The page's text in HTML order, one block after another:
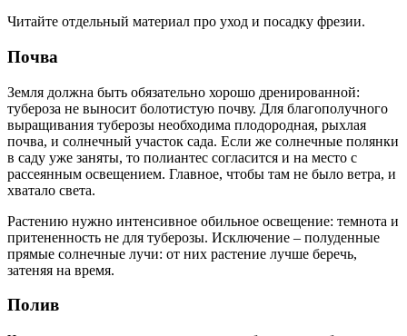
Читайте отдельный материал про уход и посадку фрезии.
Почва
Земля должна быть обязательно хорошо дренированной:
тубероза не выносит болотистую почву. Для благополучного
выращивания туберозы необходима плодородная, рыхлая
почва, и солнечный участок сада. Если же солнечные полянки
в саду уже заняты, то полиантес согласится и на место с
рассеянным освещением. Главное, чтобы там не было ветра, и
хватало света.
Растению нужно интенсивное обильное освещение: темнота и
притененность не для туберозы. Исключение – полуденные
прямые солнечные лучи: от них растение лучше беречь,
затеняя на время.
Полив